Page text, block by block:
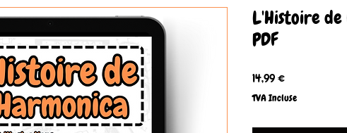
L'Histoire
PDF
14,99 €Prix
TVA Incluse